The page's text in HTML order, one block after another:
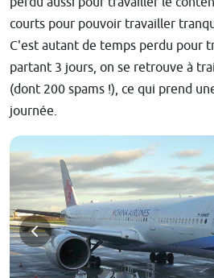
courts pour pouvoir travailler
C'est autant de temps perdu pour
partant 3 jours, on se retrouve à
(dont 200 spams !), ce qui prend
journée.